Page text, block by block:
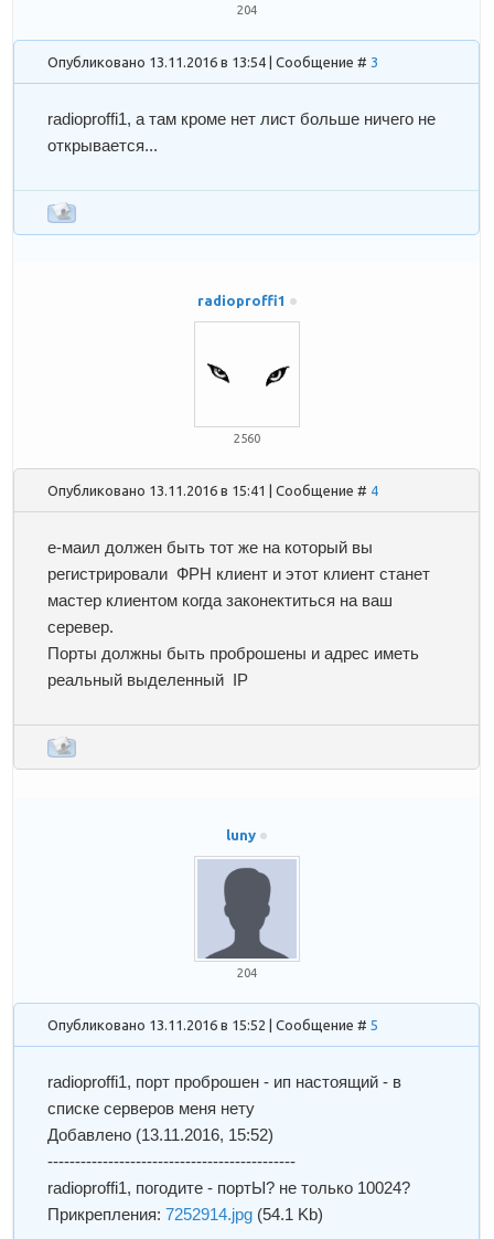
204
Опубликовано 13.11.2016 в 13:54 | Сообщение # 3
radioproffi1, а там кроме нет лист больше ничего не
открывается...
radioproffi1
2560
Опубликовано 13.11.2016 в 15:41 | Сообщение # 4
е-маил должен быть тот же на который вы
регистрировали ФРН клиент и этот клиент станет
мастер клиентом когда законектиться на ваш
серевер.
Порты должны быть проброшены и адрес иметь
реальный выделенный IP
luny
204
Опубликовано 13.11.2016 в 15:52 | Сообщение #5
radioproffi1, порт проброшен - ип настоящий - в
списке серверов меня нету
Добавлено (13.11.2016, 15:52)
---------------------------------------------
radioproffi1, погодите - портЫ? не только 10024?
Прикрепления:7252914.jpg (54.1 Kb)